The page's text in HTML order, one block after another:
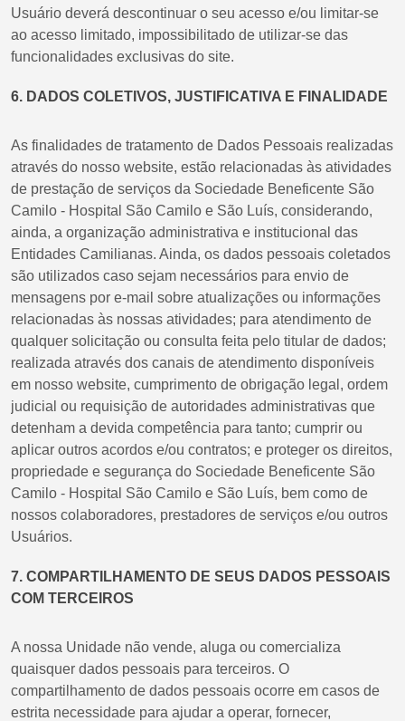
Usuário deverá descontinuar o seu acesso e/ou limitar-se
ao acesso limitado, impossibilitado de utilizar-se das
funcionalidades exclusivas do site.
6. DADOS COLETIVOS, JUSTIFICATIVA E FINALIDADE
As finalidades de tratamento de Dados Pessoais realizadas
através do nosso website, estão relacionadas às atividades
de prestação de serviços da Sociedade Beneficente São
Camilo - Hospital São Camilo e São Luís, considerando,
ainda, a organização administrativa e institucional das
Entidades Camilianas. Ainda, os dados pessoais coletados
são utilizados caso sejam necessários para envio de
mensagens por e-mail sobre atualizações ou informações
relacionadas às nossas atividades; para atendimento de
qualquer solicitação ou consulta feita pelo titular de dados;
realizada através dos canais de atendimento disponíveis
em nosso website, cumprimento de obrigação legal, ordem
judicial ou requisição de autoridades administrativas que
detenham a devida competência para tanto; cumprir ou
aplicar outros acordos e/ou contratos; e proteger os direitos,
propriedade e segurança do Sociedade Beneficente São
Camilo - Hospital São Camilo e São Luís, bem como de
nossos colaboradores, prestadores de serviços e/ou outros
Usuários.
7. COMPARTILHAMENTO DE SEUS DADOS PESSOAIS
COM TERCEIROS
A nossa Unidade não vende, aluga ou comercializa
quaisquer dados pessoais para terceiros. O
compartilhamento de dados pessoais ocorre em casos de
estrita necessidade para ajudar a operar, fornecer,